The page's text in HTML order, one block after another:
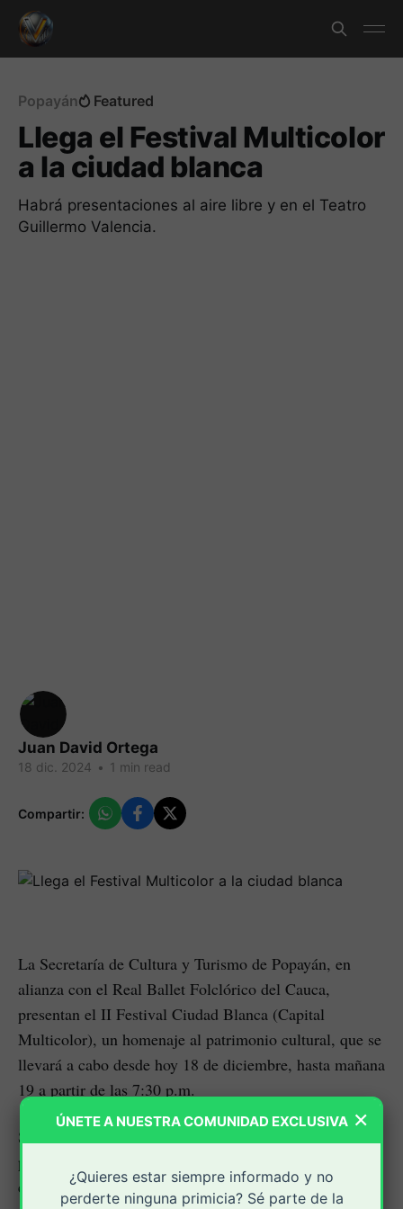
Popayán Featured
Llega el Festival Multicolor
a la ciudad blanca
Habrá presentaciones al aire libre y en el Teatro
Guillermo Valencia.
Juan David Ortega
18 dic. 2024 • 1 min read
Compartir:
La Secretaría de Cultura y Turismo de Popayán, en
alianza con el Real Ballet Folclórico del Cauca,
presentan el II Festival Ciudad Blanca (Capital
Multicolor), un homenaje al patrimonio cultural, que se
llevará a cabo desde hoy 18 de diciembre, hasta mañana
19 a partir de las 7:30 p.m.
Su primera jornada será en el Parque Caldas, con
presentaciones al aire libre; la segunda tendrá lugar en
el Teatro Municipal Guillermo Valencia, para acoger
×
ÚNETE A NUESTRA COMUNIDAD EXCLUSIVA
¿Quieres estar siempre informado y no
perderte ninguna primicia? Sé parte de la